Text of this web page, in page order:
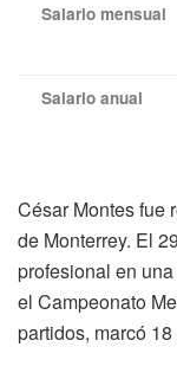
Salario mensual
Salario anual
César Montes fue
de Monterrey. El
profesional en
el Campeonato
partidos, marcó